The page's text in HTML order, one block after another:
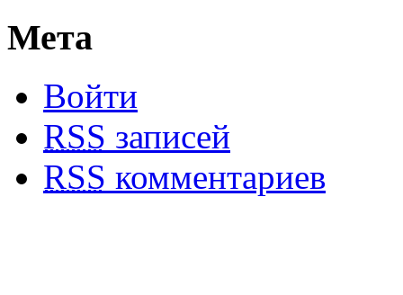
Мета
Войти
RSS записей
RSS комментариев